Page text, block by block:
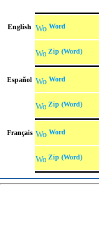
English Word
Zip (Word)
Español Word
Zip (Word)
Français Word
Zip (Word)